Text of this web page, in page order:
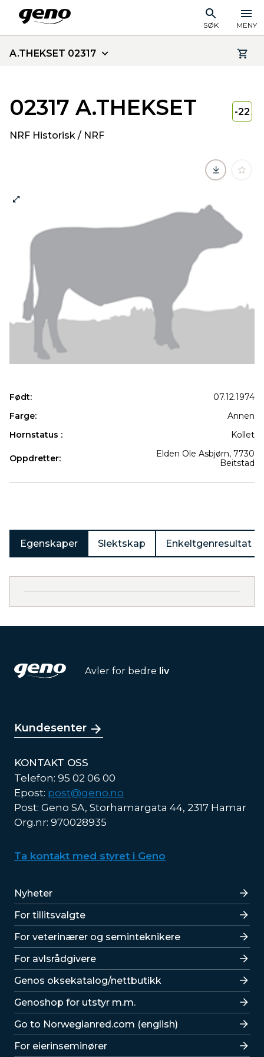
SØK MENY
A.THEKSET 02317
02317 A.THEKSET
NRF Historisk / NRF
-22
Født:
07.12.1974
Farge:
Annen
Hornstatus :
Kollet
Oppdretter:
Elden Ole Asbjørn, 7730
Beitstad
Egenskaper Slektskap Enkeltgenresultat
Avler for bedre liv
Kundesenter
KONTAKT OSS
Telefon: 95 02 06 00
Epost: post@geno.no
Post: Geno SA, Storhamargata 44, 2317 Hamar
Org.nr: 970028935
Ta kontakt med styret i Geno
Lenker
Nyheter
For tillitsvalgte
For veterinærer og seminteknikere
For avlsrådgivere
Lenker
Genos oksekatalog/nettbutikk
Genoshop for utstyr m.m.
Go to Norwegianred.com (english)
For eierinseminører